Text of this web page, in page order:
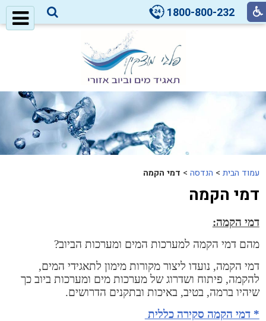
1800-800-232
עמוד הבית > הנדסה > דמי הקמה
דמי הקמה
דמי הקמה:
מהם דמי הקמה למערכות המים ומערכות הביוב?
דמי הקמה, נועדו ליצור מקורות מימון לתאגידי המים,
להקמה, פיתוח ושדרוג של מערכות מים ומערכות ביוב כך
שיהיו ברמה, בטיב, באיכות ובתקנים הדרושים.
* דמי הקמה סקירה כללית